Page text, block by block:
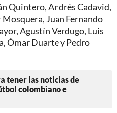
Quintero, Andrés Cadavid,
Juan Fernando
Agustín Verdugo, Luis
Ómar Duarte y Pedro
tener las noticias de
colombiano e